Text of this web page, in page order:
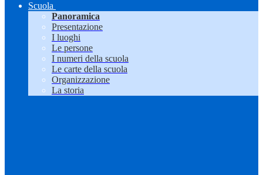
Scuola
Panoramica
Presentazione
I luoghi
Le persone
I numeri della scuola
Le carte della scuola
Organizzazione
La storia